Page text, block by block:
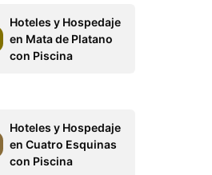
Hoteles y Hospedaje
en Mata de Platano
con Piscina
Hoteles y Hospedaje
en Cuatro Esquinas
con Piscina